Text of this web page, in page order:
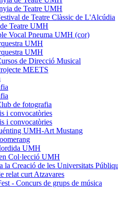
de Teatre UMH
de Teatre Clàssic de L'Alcúdia
Teatre UMH
Vocal Pneuma UMH (cor)
UMH
UMH
de Direcció Musical
MEETS
de fotografia
i convocatòries
i convocatòries
UMH-Art Mustang
UMH
Col·lecció UMH
la Creació de les Universitats
relat curt Atzavares
- Concurs de grups de música